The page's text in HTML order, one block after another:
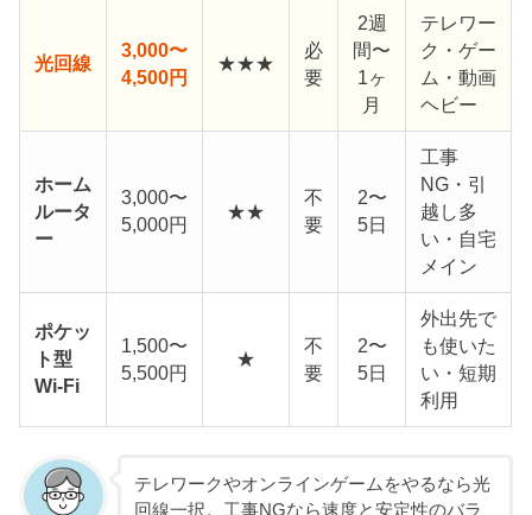
光回線
3,000〜
4,500円
★★★
必
要
2週
間〜
1ヶ
月
テレワー
ク・ゲー
ム・動画
ヘビー
ホーム
ルータ
ー
3,000〜
5,000円
★★
不
要
2〜
5日
工事
NG・引
越し多
い・自宅
メイン
ポケッ
ト型
Wi-Fi
1,500〜
5,500円
★
不
要
2〜
5日
外出先で
も使いた
い・短期
利用
テレワークやオンラインゲームをやるなら光
回線一択。工事NGなら速度と安定性のバラ